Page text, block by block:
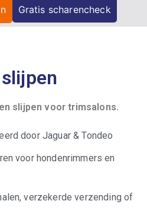
Gratis scharencheck
slijpen voor trimsalons.
door Jaguar & Tondeo
voor hondenrimmers en
verzekerde verzending of